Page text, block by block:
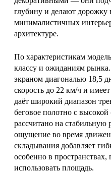
глубину и делают дорожку
минималистичных
архитектуре.
По характеристикам
классу и ожиданиям
экраном диагональю 18,5
скорость до 22 км/ч и
даёт широкий диапазон
беговое полотно с
рассчитано на стабильную
ощущение во время
складывания добавляет
особенно в
использовать площадь.